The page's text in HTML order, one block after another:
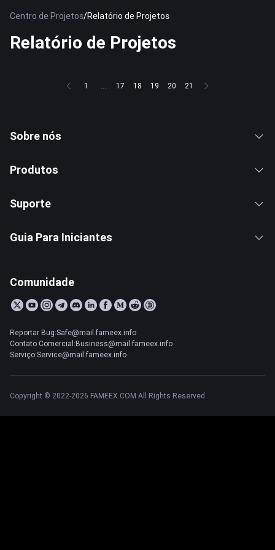
Centro de Projetos/Relatório de Projetos
Relatório de Projetos
1 ... 17 18 19 20 21
Sobre nós
Produtos
Suporte
Guia Para Iniciantes
Comunidade
Reportar Bug:Safe@mail.fameex.info
Contato Comercial:Business@mail.fameex.info
Serviço:Service@mail.fameex.info
Copyright © 2022-2026 FAMEEX.COM All Rights Reserved